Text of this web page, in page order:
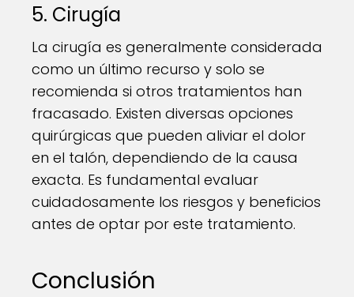
5. Cirugía
La cirugía es generalmente considerada
como un último recurso y solo se
recomienda si otros tratamientos han
fracasado. Existen diversas opciones
quirúrgicas que pueden aliviar el dolor
en el talón, dependiendo de la causa
exacta. Es fundamental evaluar
cuidadosamente los riesgos y beneficios
antes de optar por este tratamiento.
Conclusión